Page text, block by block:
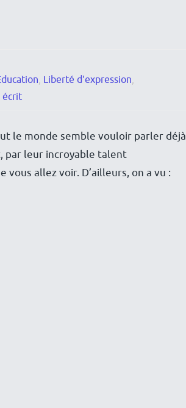
, Liberté d'expression,
écrit
le monde semble vouloir parler déjà
par leur incroyable talent
allez voir. D’ailleurs, on a vu :